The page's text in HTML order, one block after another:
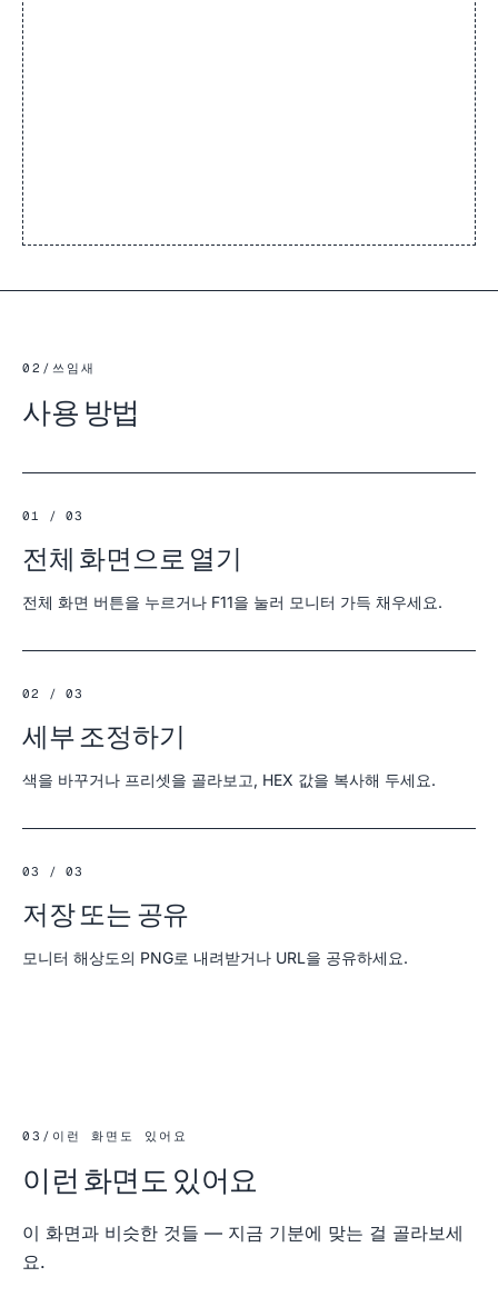
02 / 쓰임새
사용 방법
01 / 03
전체 화면으로 열기
전체 화면 버튼을 누르거나 F11을 눌러 모니터 가득 채우세요.
02 / 03
세부 조정하기
색을 바꾸거나 프리셋을 골라보고, HEX 값을 복사해 두세요.
03 / 03
저장 또는 공유
모니터 해상도의 PNG로 내려받거나 URL을 공유하세요.
03 / 이런 화면도 있어요
이런 화면도 있어요
이 화면과 비슷한 것들 — 지금 기분에 맞는 걸 골라보세
요.